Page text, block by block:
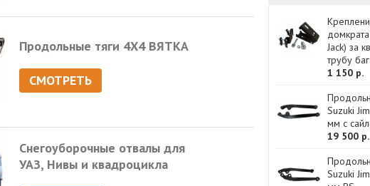
Продольные тяги 4Х4 ВЯТКА
СМОТРЕТЬ
Снегоуборочные отвалы для
УАЗ, Нивы и квадроцикла
Jack) за
трубу
1 150 р.
Suzuki
мм с
19 500 р.
Suzuki